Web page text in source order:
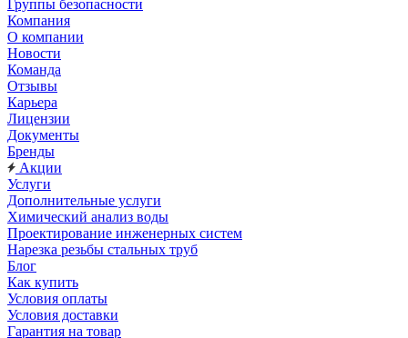
Группы безопасности
Компания
О компании
Новости
Команда
Отзывы
Карьера
Лицензии
Документы
Бренды
Акции
Услуги
Дополнительные услуги
Химический анализ воды
Проектирование инженерных систем
Нарезка резьбы стальных труб
Блог
Как купить
Условия оплаты
Условия доставки
Гарантия на товар